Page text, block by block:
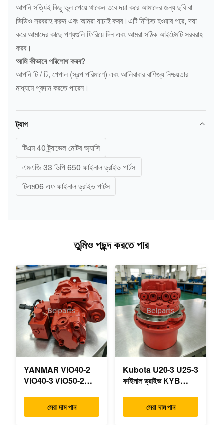
আপনি সত্যিই কিছু ভুল পেয়ে থাকেন তবে দয়া করে আমাদের জন্য ছবি বা
ভিডিও সরবরাহ করুন এবং আমরা যাচাই করব।এটি নিশ্চিত হওয়ার পরে, দয়া
করে আমাদের কাছে পণ্যগুলি ফিরিয়ে দিন এবং আমরা সঠিক আইটেমটি সরবরাহ
করব।
আমি কীভাবে পরিশোধ করব?
আপনি টি / টি, পেপাল (স্বল্প পরিমাণে) এবং আলিবাবার বাণিজ্য নিশ্চয়তার
মাধ্যমে প্রদান করতে পারেন।
ট্যাগ
টিএম 40 ট্র্যাভেল মোটর অ্যাসি
এমএজি 33 ভিপি 650 ফাইনাল ড্রাইভ পার্টস
টিএম06 এফ ফাইনাল ড্রাইভ পার্টস
তুমিও পছন্দ করতে পার
YANMAR VIO40-2
VIO40-3 VIO50-2
VIO55-3 প্রধান
হাইড্রোলিক পাম্প OEM
সেরা দাম পান
Kubota U20-3 U25-3
ফাইনাল ড্রাইভ KYB
OEM ভ্রমণ মোটর
B0240-18076
সেরা দাম পান